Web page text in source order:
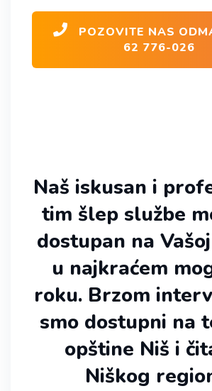
POZOVITE NAS
62 776-026
Naš iskusan i
tim šlep službe
dostupan na
u najkraćem
roku. Brzom
smo dostupni na
opštine Niš i
Niškog